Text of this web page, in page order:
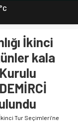
İkinci
kala
Tur Seçimleri’ne